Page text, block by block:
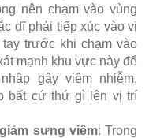
nên chạm vào vùng
dĩ phải tiếp xúc vào vị
trước khi chạm vào
mạnh khu vực này để
gây viêm nhiễm.
bất cứ thứ gì lên vị trí
sưng viêm: Trong